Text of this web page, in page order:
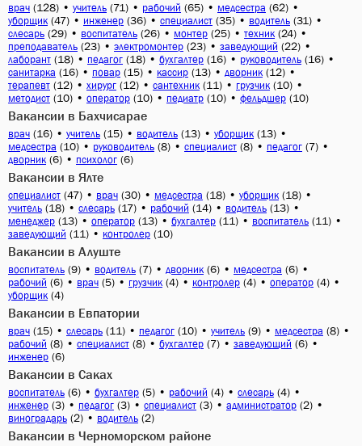
врач (128) • учитель (71) • рабочий (65) • медсестра (62) •
уборщик (47) • инженер (36) • специалист (35) • водитель (31) •
слесарь (29) • воспитатель (26) • монтер (25) • техник (24) •
преподаватель (23) • электромонтер (23) • заведующий (22) •
лаборант (18) • педагог (18) • бухгалтер (16) • руководитель (16) •
санитарка (16) • повар (15) • кассир (13) • дворник (12) •
терапевт (12) • хирург (12) • сантехник (11) • грузчик (10) •
методист (10) • оператор (10) • педиатр (10) • фельдшер (10)
Вакансии в Бахчисарае
врач (16) • учитель (15) • водитель (13) • уборщик (13) •
медсестра (10) • руководитель (8) • специалист (8) • педагог (7) •
дворник (6) • психолог (6)
Вакансии в Ялте
специалист (47) • врач (30) • медсестра (18) • уборщик (18) •
учитель (18) • слесарь (17) • рабочий (14) • водитель (13) •
менеджер (13) • оператор (13) • бухгалтер (11) • воспитатель (11) •
заведующий (11) • контролер (10)
Вакансии в Алуште
воспитатель (9) • водитель (7) • дворник (6) • медсестра (6) •
рабочий (6) • врач (5) • грузчик (4) • контролер (4) • оператор (4) •
уборщик (4)
Вакансии в Евпатории
врач (15) • слесарь (11) • педагог (10) • учитель (9) • медсестра (8) •
рабочий (8) • специалист (8) • бухгалтер (7) • заведующий (6) •
инженер (6)
Вакансии в Саках
воспитатель (6) • бухгалтер (5) • рабочий (4) • слесарь (4) •
инженер (3) • педагог (3) • специалист (3) • администратор (2) •
виноградарь (2) • водитель (2)
Вакансии в Черноморском районе